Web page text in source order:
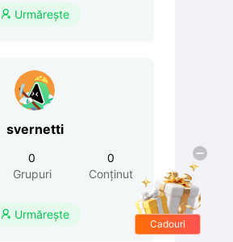
 Urmărește
svernetti
0
Grupuri
0
Conținut
 Urmărește
Cadouri